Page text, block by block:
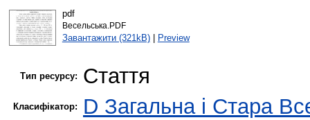
pdf
Весельська.PDF
Завантажити (321kB)| Preview
Тип ресурсу: Стаття
Класифікатор: D Загальна і Стара